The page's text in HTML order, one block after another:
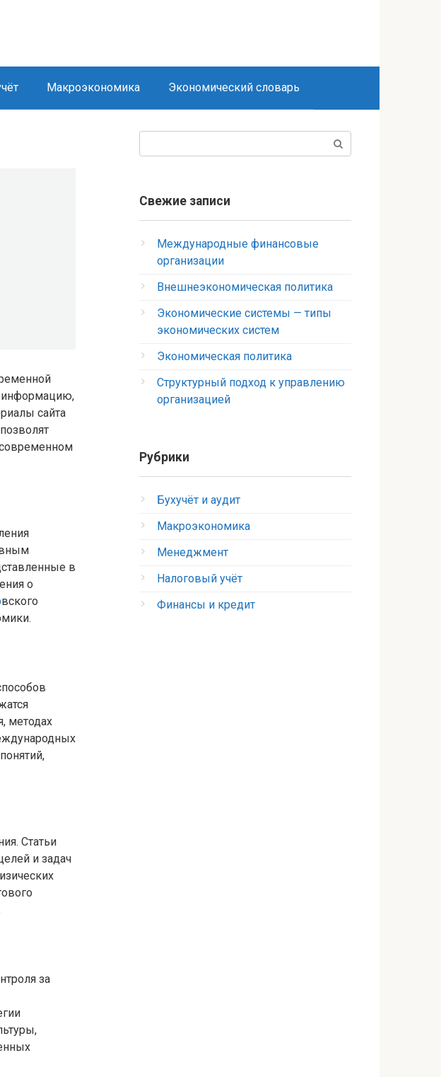
Макроэкономика Экономический словарь
информацию,
сайта
в
о
вского
методах
Статьи
и задач
за
Свежие записи
Международные финансовые
организации
Внешнеэкономическая политика
Экономические системы — типы
экономических систем
Экономическая политика
Структурный подход к управлению
организацией
Рубрики
Бухучёт и аудит
Макроэкономика
Менеджмент
Налоговый учёт
Финансы и кредит